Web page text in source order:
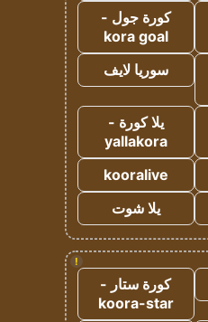
كورة جول -
kora goal
سوريا لايف
يلا كورة -
yallakora
kooralive
يلا شوت
!
كورة ستار -
koora-star